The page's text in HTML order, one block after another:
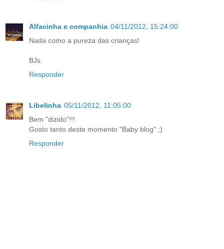
Alfacinha e companhia 04/11/2012, 15:24:00
Nada como a pureza das crianças!
BJs.
Responder
Libelinha 05/11/2012, 11:05:00
Bem "dizido"!!!
Gosto tanto deste momento "Baby blog" ;)
Responder